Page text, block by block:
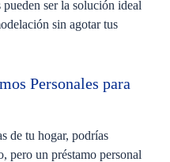
ser la solución ideal
sin agotar tus
Personales para
de tu hogar, podrías
pero un préstamo personal